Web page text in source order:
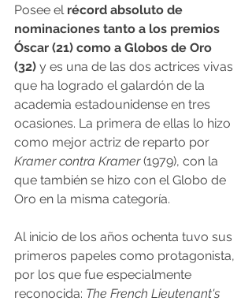
Posee el récord absoluto de
nominaciones tanto a los premios
Óscar (21) como a Globos de Oro
(32) y es una de las dos actrices vivas
que ha logrado el galardón de la
academia estadounidense en tres
ocasiones. La primera de ellas lo hizo
como mejor actriz de reparto por
Kramer contra Kramer (1979), con la
que también se hizo con el Globo de
Oro en la misma categoría.
Al inicio de los años ochenta tuvo sus
primeros papeles como protagonista,
por los que fue especialmente
reconocida: The French Lieutenant's